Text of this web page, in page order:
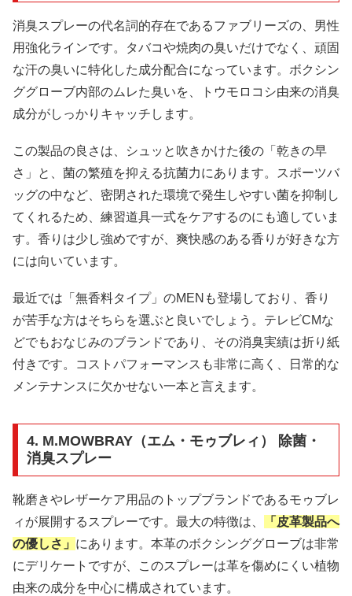
消臭スプレーの代名詞的存在であるファブリーズの、男性
用強化ラインです。タバコや焼肉の臭いだけでなく、頑固
な汗の臭いに特化した成分配合になっています。ボクシン
ググローブ内部のムレた臭いを、トウモロコシ由来の消臭
成分がしっかりキャッチします。
この製品の良さは、シュッと吹きかけた後の「乾きの早
さ」と、菌の繁殖を抑える抗菌力にあります。スポーツバ
ッグの中など、密閉された環境で発生しやすい菌を抑制し
てくれるため、練習道具一式をケアするのにも適していま
す。香りは少し強めですが、爽快感のある香りが好きな方
には向いています。
最近では「無香料タイプ」のMENも登場しており、香り
が苦手な方はそちらを選ぶと良いでしょう。テレビCMな
どでもおなじみのブランドであり、その消臭実績は折り紙
付きです。コストパフォーマンスも非常に高く、日常的な
メンテナンスに欠かせない一本と言えます。
4. M.MOWBRAY（エム・モゥブレィ） 除菌・
消臭スプレー
靴磨きやレザーケア用品のトップブランドであるモゥブレ
ィが展開するスプレーです。最大の特徴は、
「皮革製品へ
の優しさ」 にあります。本革のボクシンググローブは非常
にデリケートですが、このスプレーは革を傷めにくい植物
由来の成分を中心に構成されています。